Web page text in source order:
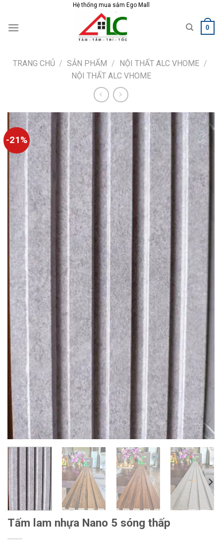
content
Hệ thống mua sắm Ego Mall
0
TRANG CHỦ / SẢN PHẨM / NỘI THẤT ALC VHOME /
NỘI THẤT ALC VHOME
-21%
Tấm lam nhựa Nano 5 sóng thấp